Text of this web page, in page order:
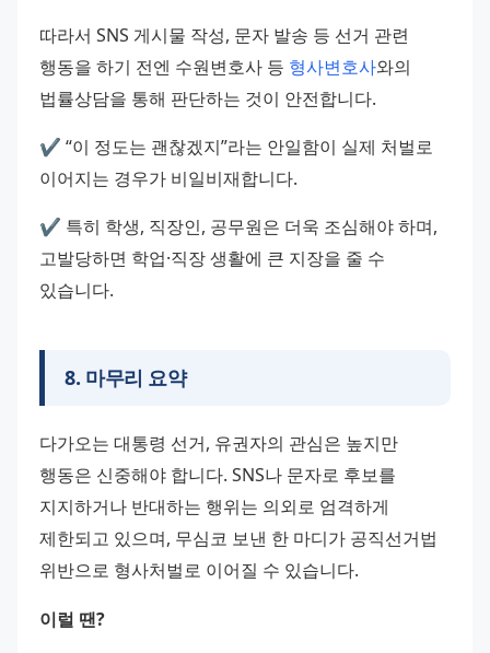
따라서 SNS 게시물 작성, 문자 발송 등 선거 관련
행동을 하기 전엔 수원변호사 등 형사변호사와의
법률상담을 통해 판단하는 것이 안전합니다.
✔️ “이 정도는 괜찮겠지”라는 안일함이 실제 처벌로
이어지는 경우가 비일비재합니다.
✔️ 특히 학생, 직장인, 공무원은 더욱 조심해야 하며,
고발당하면 학업·직장 생활에 큰 지장을 줄 수
있습니다.
8. 마무리 요약
다가오는 대통령 선거, 유권자의 관심은 높지만
행동은 신중해야 합니다. SNS나 문자로 후보를
지지하거나 반대하는 행위는 의외로 엄격하게
제한되고 있으며, 무심코 보낸 한 마디가 공직선거법
위반으로 형사처벌로 이어질 수 있습니다.
이럴 땐?